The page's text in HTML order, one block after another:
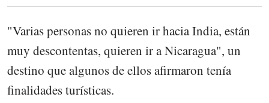
"Varias personas no quieren ir hacia India, están
muy descontentas, quieren ir a Nicaragua", un
destino que algunos de ellos afirmaron tenía
finalidades turísticas.